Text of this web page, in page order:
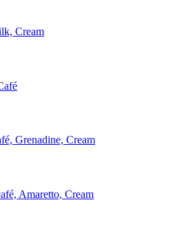
Cream
Grenadine, Cream
Amaretto, Cream